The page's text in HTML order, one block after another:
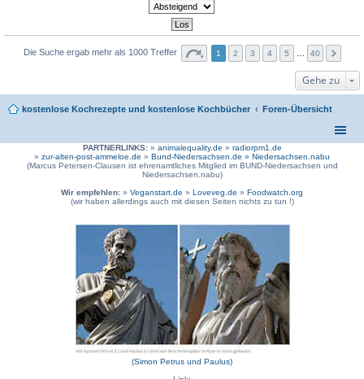
Die Suche ergab mehr als 1000 Treffer 1 2 3 4 5 … 40
Gehe zu
kostenlose Kochrezepte und kostenlose Kochbücher Foren-Übersicht
PARTNERLINKS:» animalequality.de » radiorpm1.de
» zur-alten-post-ammeloe.de » Bund-Niedersachsen.de » Niedersachsen.nabu
(Marcus Petersen-Clausen ist ehrenamtliches Mitglied im BUND-Niedersachsen und
Niedersachsen.nabu)
Wir empfehlen: » Veganstart.de » Loveveg.de » Foodwatch.org
(wir haben allerdings auch mit diesen Seiten nichts zu tun !)
(Simon Petrus und Paulus)